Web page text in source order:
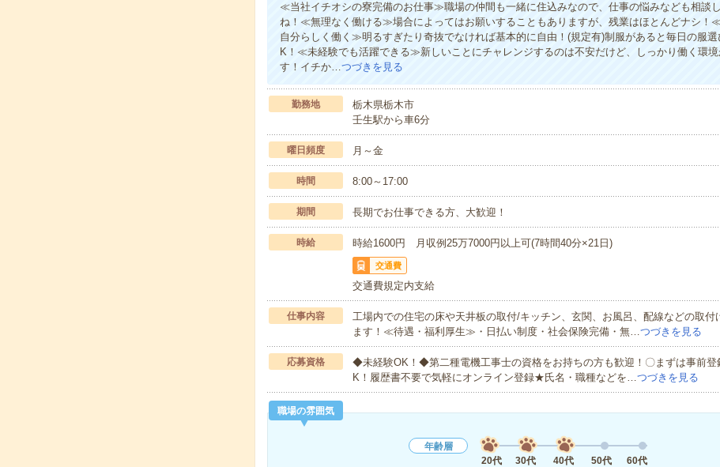
≪当社イチオシの寮完備のお仕事≫職場の仲間も一緒に住込みなので、仕事の悩みなども相談
ね！≪無理なく働ける≫場合によってはお願いすることもありますが、残業はほとんどナシ！
自分らしく働く≫明るすぎたり奇抜でなければ基本的に自由！(規定有)制服があると毎日の服
K！≪未経験でも活躍できる≫新しいことにチャレンジするのは不安だけど、しっかり働く環境
す！イチか…つづきを見る
勤務地
栃木県栃木市
壬生駅から車6分
曜日頻度 月～金
時間 8:00～17:00
期間 長期でお仕事できる方、大歓迎！
時給 時給1600円 月収例25万7000円以上可(7時間40分×21日)
交通費
交通費規定内支給
仕事内容
工場内での住宅の床や天井板の取付/キッチン、玄関、お風呂、配線などの取付
ます！≪待遇・福利厚生≫・日払い制度・社会保険完備・無…つづきを見る
応募資格
◆未経験OK！◆第二種電機工事士の資格をお持ちの方も歓迎！〇まずは事前登
K！履歴書不要で気軽にオンライン登録★氏名・職種などを…つづきを見る
職場の雰囲気
年齢層
20代
30代 40代 50代 60代